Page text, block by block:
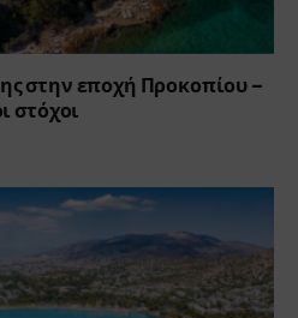
στην εποχή Προκοπίου –
στόχοι